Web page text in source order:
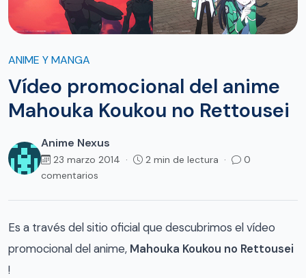
ANIME Y MANGA
Vídeo promocional del anime
Mahouka Koukou no Rettousei
Anime Nexus
23 marzo 2014 · 2 min de lectura ·
0
comentarios
Es a través del sitio oficial que descubrimos el vídeo
promocional del anime, Mahouka Koukou no Rettousei
!